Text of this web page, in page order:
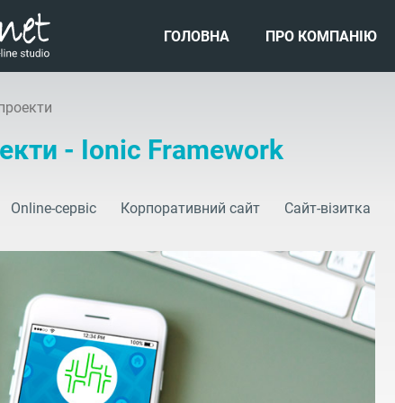
ГОЛОВНА ПРО КОМПАНІЮ
- Ionic Framework
Online-сервіс Корпоративний сайт Сайт-візитка